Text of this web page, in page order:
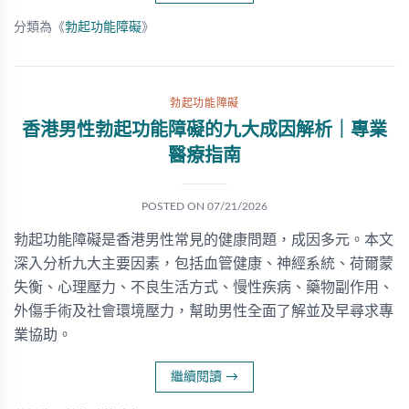
分類為《勃起功能障礙》
勃起功能障礙
香港男性勃起功能障礙的九大成因解析｜專業
醫療指南
POSTED ON 07/21/2026
勃起功能障礙是香港男性常見的健康問題，成因多元。本文
深入分析九大主要因素，包括血管健康、神經系統、荷爾蒙
失衡、心理壓力、不良生活方式、慢性疾病、藥物副作用、
外傷手術及社會環境壓力，幫助男性全面了解並及早尋求專
業協助。
繼續閱讀 →